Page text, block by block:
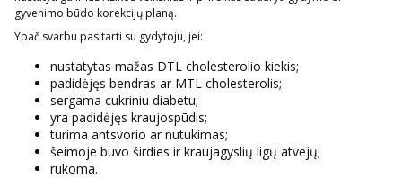
gyvenimo būdo korekcijų planą.
Ypač svarbu pasitarti su gydytoju, jei:
nustatytas mažas DTL cholesterolio kiekis;
padidėjęs bendras ar MTL cholesterolis;
sergama cukriniu diabetu;
yra padidėjęs kraujospūdis;
turima antsvorio ar nutukimas;
šeimoje buvo širdies ir kraujagyslių ligų atvejų;
rūkoma.